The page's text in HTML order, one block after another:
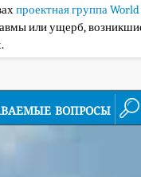
проектная группа
или ущерб,
вопросы